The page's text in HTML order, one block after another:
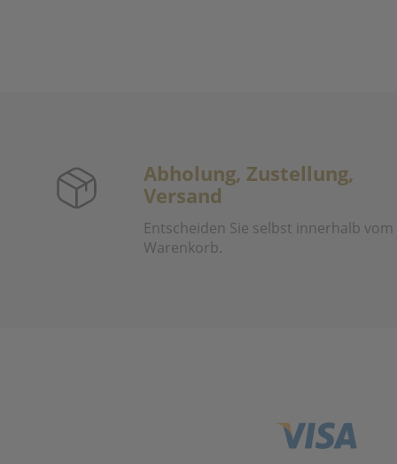
Abholung, Zustellung,
Versand
Entscheiden Sie selbst innerhalb vom
Warenkorb.